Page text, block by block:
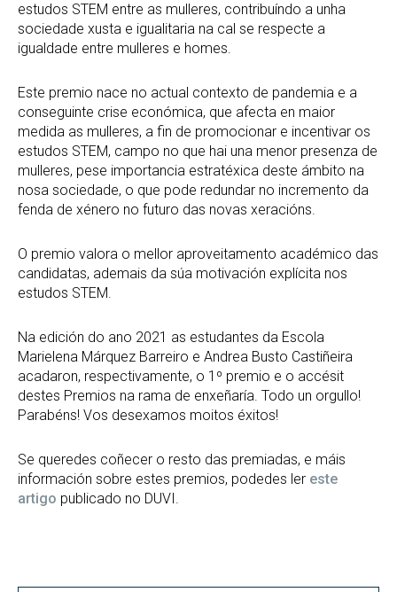
estudos STEM entre as mulleres, contribuíndo a unha
sociedade xusta e igualitaria na cal se respecte a
igualdade entre mulleres e homes.
Este premio nace no actual contexto de pandemia e a
conseguinte crise económica, que afecta en maior
medida as mulleres, a fin de promocionar e incentivar os
estudos STEM, campo no que hai una menor presenza de
mulleres, pese importancia estratéxica deste ámbito na
nosa sociedade, o que pode redundar no incremento da
fenda de xénero no futuro das novas xeracións.
O premio valora o mellor aproveitamento académico das
candidatas, ademais da súa motivación explícita nos
estudos STEM.
Na edición do ano 2021 as estudantes da Escola
Marielena Márquez Barreiro e Andrea Busto Castiñeira
acadaron, respectivamente, o 1º premio e o accésit
destes Premios na rama de enxeñaría. Todo un orgullo!
Parabéns! Vos desexamos moitos éxitos!
Se queredes coñecer o resto das premiadas, e máis
información sobre estes premios, podedes ler este
artigo publicado no DUVI.